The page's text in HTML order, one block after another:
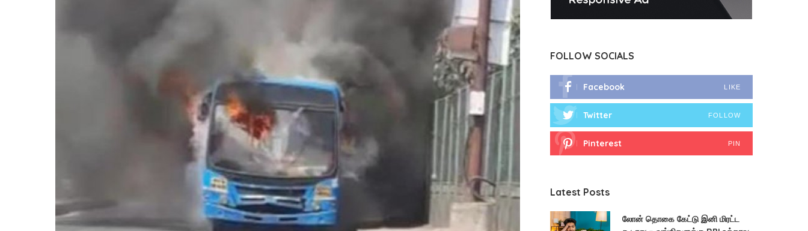
FOLLOW SOCIALS
Facebook LIKE
Twitter FOLLOW
Pinterest PIN
Latest Posts
லோன் தொகை கேட்டு இனி மிரட்ட